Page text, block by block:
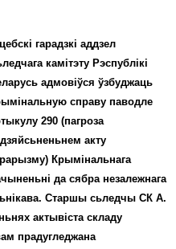
гарадзкі аддзел
камітэту Рэспублікі
адмовіўся ўзбуджаць
справу паводле
290 (пагроза
акту
Крымінальнага
да сябра незалежнага
Старшы сьледчы СК А.
актывіста складу
прадугледжана